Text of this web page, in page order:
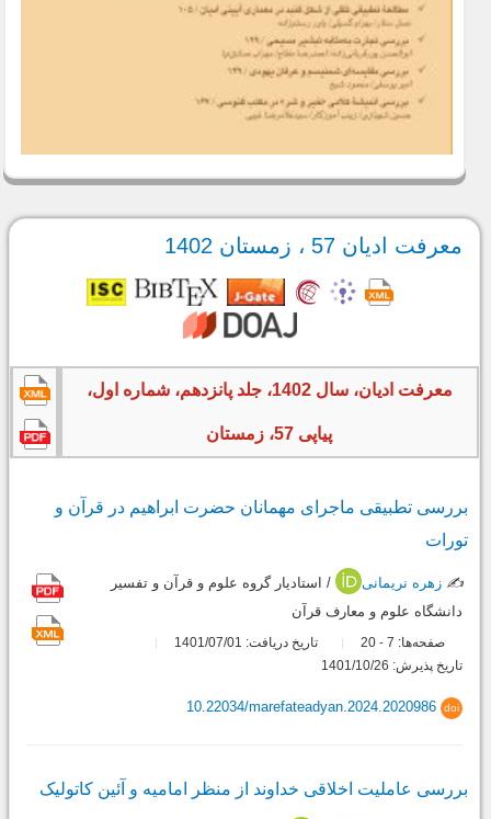
معرفت ادیان 57 ، زمستان 1402
معرفت ادیان، سال 1402، جلد پانزدهم، شماره اول،
پیاپی 57، زمستان
بررسی تطبیقی ماجرای مهمانان حضرت ابراهیم در قرآن و
تورات
✍️ زهره نریمانی
/ استادیار گروه علوم و قرآن و تفسیر
دانشگاه علوم و معارف قرآن
صفحه‌ها: 7
-
تاریخ دریافت: 1401/07/01
تاریخ پذیرش: 1401/10/26
doi
10.22034/marefateadyan.2024.2020986
بررسی عاملیت اخلاقی خداوند از منظر امامیه و آئین کاتولیک